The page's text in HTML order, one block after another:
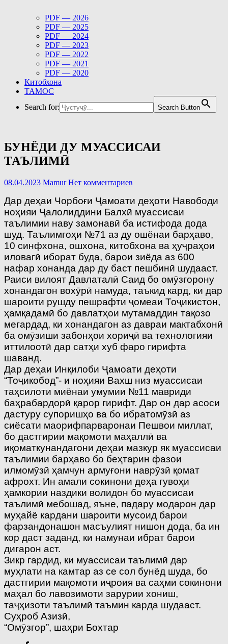
PDF — 2026
PDF — 2025
PDF — 2024
PDF — 2023
PDF — 2022
PDF — 2021
PDF — 2020
Китобхона
ТАМОС
Search for:
Search Button
БУНЁДИ ДУ МУАССИСАИ
ТАЪЛИМӢ
08.04.2023 Mamur Нет комментариев
Дар деҳаи Чорбоғи Ҷамоати деҳоти Навободи
ноҳияи Ҷалолиддини Балхӣ муассисаи
таълимии наву замонавӣ ба истифода дода
шуд. Таълимгоҳи №71 аз ду ошёнаи барҳаво,
10 синфхона, ошхона, китобхона ва ҳуҷраҳои
иловагӣ иборат буда, барои зиёда аз 600
нафар хонанда дар ду баст пешбинӣ шудааст.
Раиси вилоят Давлаталӣ Саид бо омӯзгорону
хонандагон вохӯрӣ намуда, таъкид кард, ки дар
шароити рушду пешрафти ҷомеаи Тоҷикистон,
ҳамқадамӣ бо давлатҳои мутамаддин тақозо
мегардад, ки хонандагон аз давраи мактабхонӣ
ба омӯзиши забонҳои хориҷӣ ва технологияи
иттилоотӣ дар сатҳи хуб фаро гирифта
шаванд.
Дар деҳаи Инқилоби Ҷамоати деҳоти
“Тоҷикобод”- и ноҳияи Вахш низ муассисаи
таҳсилоти миёнаи умумии №11 мавриди
баҳрабардорӣ қарор гирифт. Дар он дар асоси
дастуру супоришҳо ва бо ибратомӯзӣ аз
сиёсати маорифпарваронаи Пешвои миллат,
бо дастгирии мақомоти маҳаллӣ ва
иқоматкунандагони деҳаи мазкур як муассисаи
таълимии барҳаво бо беҳтарин фазои
илмомӯзӣ ҳамчун армуғони наврӯзӣ қомат
афрохт. Ин амали сокинони деҳа гувоҳи
ҳамкории наздики волидон бо муассисаи
таълимӣ мебошад, яъне, падару модарон дар
муҳайё кардани шароити мусоид барои
фарзандонашон масъулият нишон дода, ба ин
кор даст заданд, ки намунаи ибрат барои
дигарон аст.
Зикр гардид, ки муассисаи таълимӣ дар
муҳлати на камтар аз се сол бунёд шуда, бо
дастгирии мақомоти иҷроия ва саҳми сокинони
маҳал бо лавозимоти зарурии хониш,
таҷҳизоти таълимӣ таъмин карда шудааст.
Суҳроб Азизӣ,
“Омӯзгор”, шаҳри Бохтар